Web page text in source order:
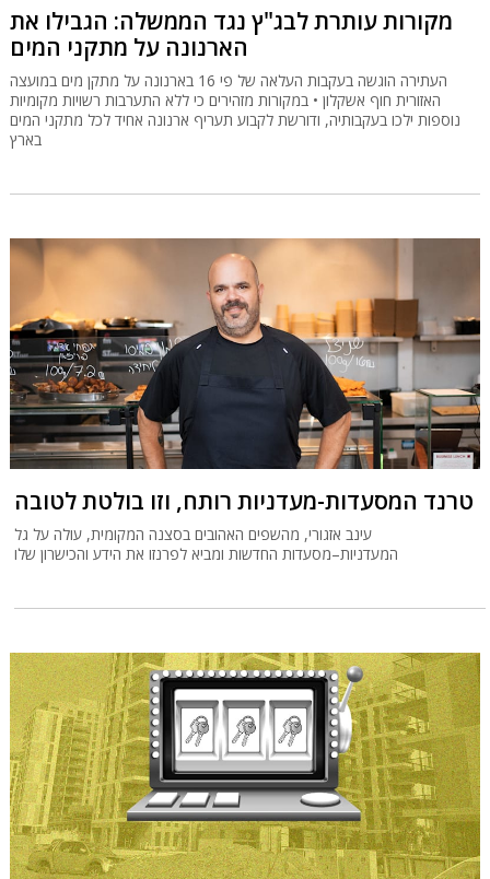
מקורות עותרת לבג"ץ נגד הממשלה: הגבילו את
הארנונה על מתקני המים
העתירה הוגשה בעקבות העלאה של פי 16 בארנונה על מתקן מים במועצה
האזורית חוף אשקלון • במקורות מזהירים כי ללא התערבות רשויות מקומיות
נוספות ילכו בעקבותיה, ודורשת לקבוע תעריף ארנונה אחיד לכל מתקני המים
בארץ
טרנד המסעדות-מעדניות רותח, וזו בולטת לטובה
עינב אזגורי, מהשפים האהובים בסצנה המקומית, עולה על גל
המעדניות–מסעדות החדשות ומביא לפרנזו את הידע והכישרון שלו